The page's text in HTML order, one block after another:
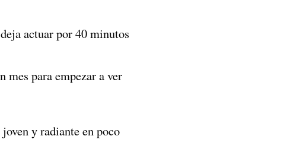
actuar por 40 minutos
mes para empezar a ver
y radiante en poco